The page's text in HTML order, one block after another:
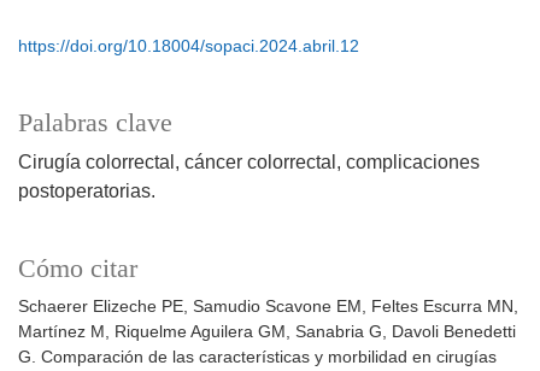
Palabras clave
Cirugía colorrectal cáncer colorrectal
complicaciones
postoperatorias.
Cómo citar
Schaerer Elizeche PE, Samudio Scavone EM, Feltes Escurra MN,
Martínez M, Riquelme Aguilera GM, Sanabria G, Davoli Benedetti
G. Comparación de las características y morbilidad en cirugías
https://doi.org/10.18004/sopaci.2024.abril.12